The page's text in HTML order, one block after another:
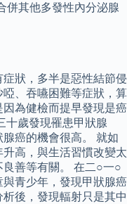
併其他多發性內分泌腺
狀，多半是惡性結節侵
、吞嚥困難等症狀，算
為健檢而提早發現是癌
十歲發現罹患甲狀腺
癌的機會很高。 就如
高，與生活習慣改變太
善等有關。 在二○一○
青少年，發現甲狀腺癌
後，發現輻射只是其中